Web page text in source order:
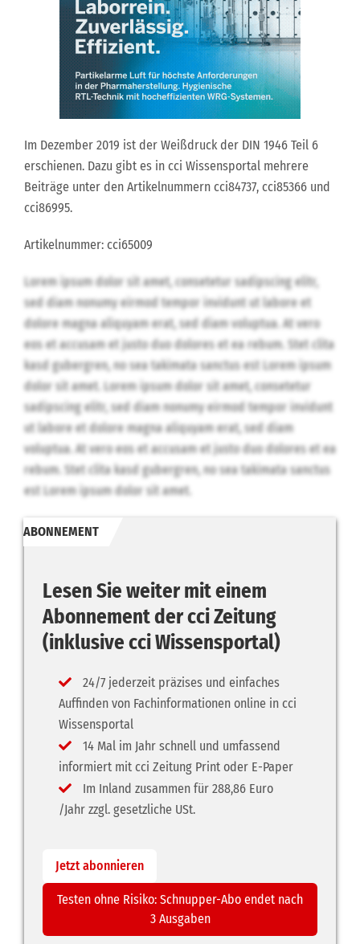
Im Dezember 2019 ist der Weißdruck der DIN 1946 Teil 6
erschienen. Dazu gibt es in cci Wissensportal mehrere
Beiträge unter den Artikelnummern cci84737, cci85366 und
cci86995.
Artikelnummer: cci65009
Lorem ipsum dolor sit amet, consetetur sadipscing elitr,
sed diam nonumy eirmod tempor invidunt ut labore et
dolore magna aliquyam erat, sed diam voluptua. At vero
eos et accusam et justo duo dolores et ea rebum. Stet clita
kasd gubergren, no sea takimata sanctus est Lorem ipsum
dolor sit amet. Lorem ipsum dolor sit amet, consetetur
sadipscing elitr, sed diam nonumy eirmod tempor invidunt
ut labore et dolore magna aliquyam erat, sed diam
voluptua. At vero eos et accusam et justo duo dolores et ea
rebum. Stet clita kasd gubergren, no sea takimata sanctus
est Lorem ipsum dolor sit amet.
ABONNEMENT
Lesen Sie weiter mit einem
Abonnement der cci Zeitung
(inklusive cci Wissensportal)
24/7 jederzeit präzises und einfaches
Auffinden von Fachinformationen online in cci
Wissensportal
14 Mal im Jahr schnell und umfassend
informiert mit cci Zeitung Print oder E-Paper
Im Inland zusammen für 288,86 Euro
/Jahr zzgl. gesetzliche USt.
Jetzt abonnieren
Testen ohne Risiko: Schnupper-Abo endet nach
3 Ausgaben